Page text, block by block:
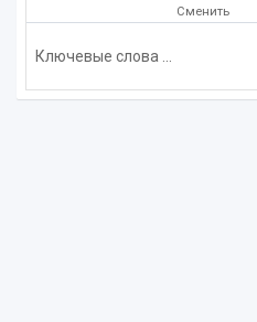
Сменить